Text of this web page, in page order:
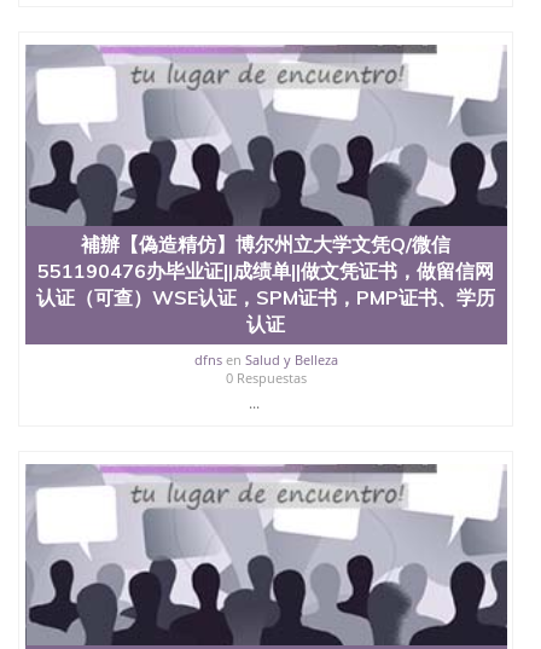
補辦【偽造精仿】博尔州立大学文凭Q/微信
551190476办毕业证||成绩单||做文凭证书，做留信网
认证（可查）WSE认证，SPM证书，PMP证书、学历
认证
dfnsen Salud y Belleza
0 Respuestas
...